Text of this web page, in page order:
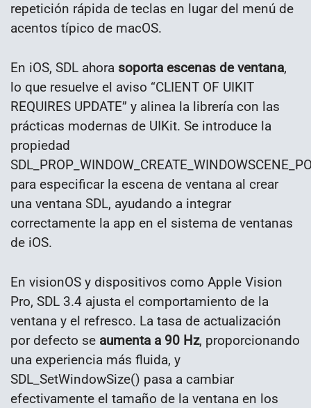
repetición rápida de teclas en lugar del menú de
acentos típico de macOS.
En iOS, SDL ahora soporta escenas de ventana,
lo que resuelve el aviso “CLIENT OF UIKIT
REQUIRES UPDATE” y alinea la librería con las
prácticas modernas de UIKit. Se introduce la
propiedad
para especificar la escena de ventana al crear
una ventana SDL, ayudando a integrar
correctamente la app en el sistema de ventanas
de iOS.
En visionOS y dispositivos como Apple Vision
Pro, SDL 3.4 ajusta el comportamiento de la
ventana y el refresco. La tasa de actualización
por defecto se aumenta a 90 Hz, proporcionando
una experiencia más fluida, y
SDL_SetWindowSize() pasa a cambiar
efectivamente el tamaño de la ventana en los